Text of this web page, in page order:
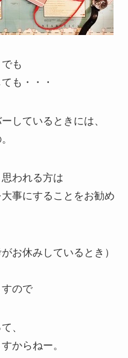
も
も・・・
しているときには、
思われる方は
事にすることをお勧め
お休みしているとき）
ので
、
からねー。